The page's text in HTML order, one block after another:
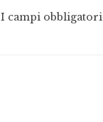
I campi